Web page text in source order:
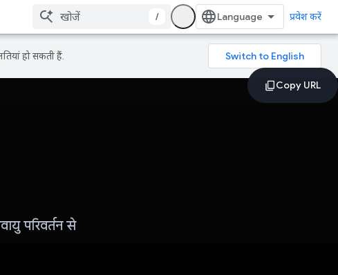
/ प्रवेश करें
हो सकती हैं.
परिवर्तन से